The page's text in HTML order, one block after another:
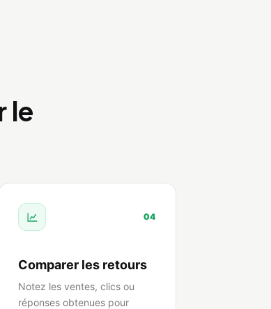
le
04
Comparer les retours
Notez les ventes, clics ou
réponses obtenues pour